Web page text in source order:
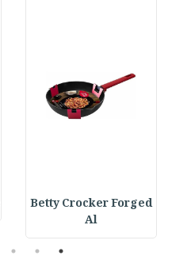
Betty Crocker Forged
Al
1
2
3